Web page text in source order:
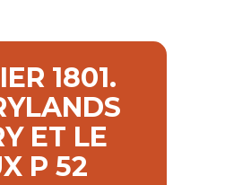
1801.
ET LE
P 52